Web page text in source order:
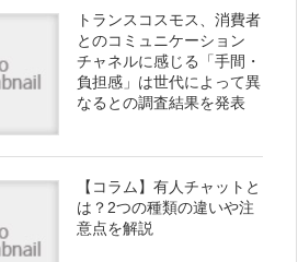
トランスコスモス、消費者
とのコミュニケーション
チャネルに感じる「手間・
負担感」は世代によって異
なるとの調査結果を発表
【コラム】有人チャットと
は？2つの種類の違いや注
意点を解説